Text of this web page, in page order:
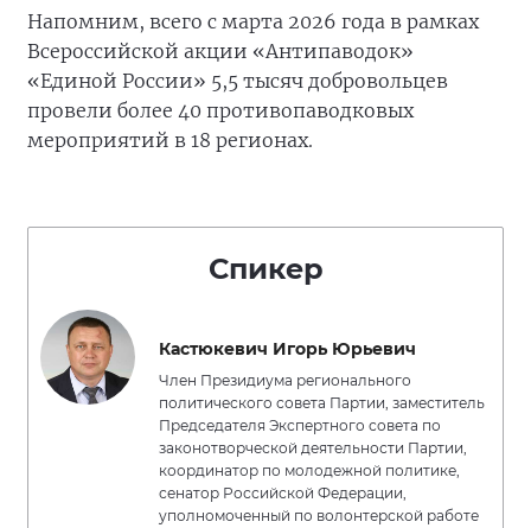
Напомним, всего с марта 2026 года в рамках
Всероссийской акции «Антипаводок»
«Единой России» 5,5 тысяч добровольцев
провели более 40 противопаводковых
мероприятий в 18 регионах.
Спикер
Кастюкевич Игорь Юрьевич
Член Президиума регионального
политического совета Партии, заместитель
Председателя Экспертного совета по
законотворческой деятельности Партии,
координатор по молодежной политике,
сенатор Российской Федерации,
уполномоченный по волонтерской работе